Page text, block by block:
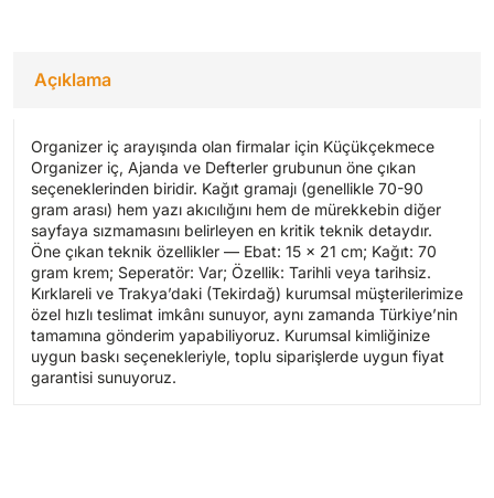
Açıklama
Organizer iç arayışında olan firmalar için Küçükçekmece
Organizer iç, Ajanda ve Defterler grubunun öne çıkan
seçeneklerinden biridir. Kağıt gramajı (genellikle 70-90
gram arası) hem yazı akıcılığını hem de mürekkebin diğer
sayfaya sızmamasını belirleyen en kritik teknik detaydır.
Öne çıkan teknik özellikler — Ebat: 15 x 21 cm; Kağıt: 70
gram krem; Seperatör: Var; Özellik: Tarihli veya tarihsiz.
Kırklareli ve Trakya’daki (Tekirdağ) kurumsal müşterilerimize
özel hızlı teslimat imkânı sunuyor, aynı zamanda Türkiye’nin
tamamına gönderim yapabiliyoruz. Kurumsal kimliğinize
uygun baskı seçenekleriyle, toplu siparişlerde uygun fiyat
garantisi sunuyoruz.